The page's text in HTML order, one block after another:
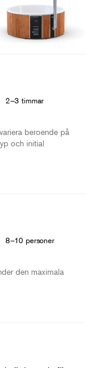
2–3 timmar
beroende på
och initial
8–10 personer
den maximala